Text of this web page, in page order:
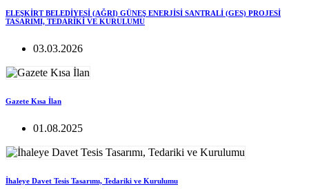
ELEŞKİRT BELEDİYESİ (AĞRI) GÜNEŞ ENERJİSİ SANTRALİ (GES) PROJESİ
TASARIMI, TEDARİKİ VE KURULUMU
03.03.2026
Gazete Kısa İlan
01.08.2025
İhaleye Davet Tesis Tasarımı, Tedariki ve Kurulumu